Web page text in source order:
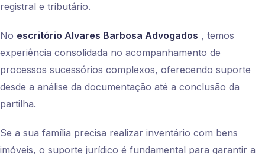
registral e tributário.
No escritório Alvares Barbosa Advogados , temos
experiência consolidada no acompanhamento de
processos sucessórios complexos, oferecendo suporte
desde a análise da documentação até a conclusão da
partilha.
Se a sua família precisa realizar inventário com bens
imóveis, o suporte jurídico é fundamental para garantir a